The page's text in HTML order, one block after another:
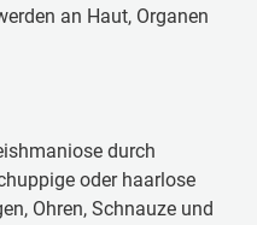
an Haut, Organen
durch
oder haarlose
Ohren, Schnauze und